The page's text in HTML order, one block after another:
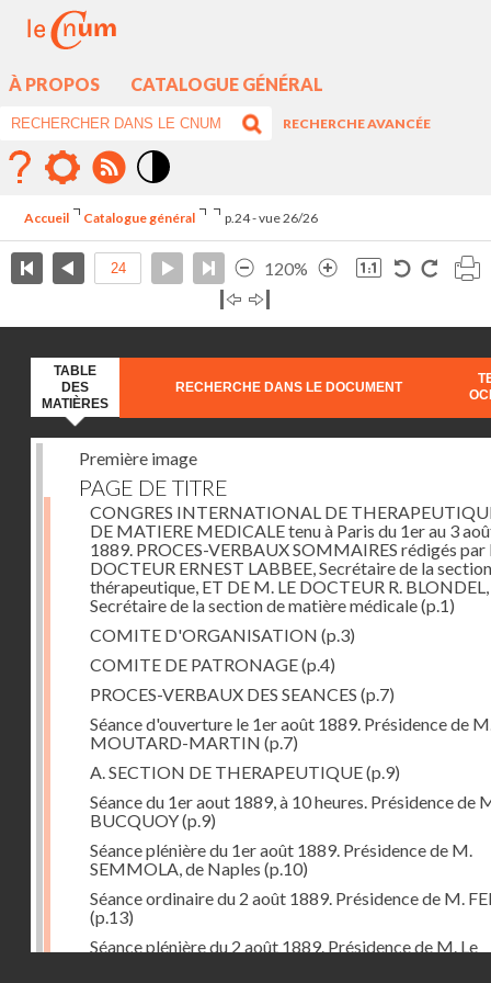
À PROPOS CATALOGUE GÉNÉRAL
RECHERCHE AVANCÉE
élévé
Accueil Catalogue général p.24 - vue 26/26
120%
TABLE
DES
MATIÈRES
RECHERCHE DANS LE DOCUMENT
Première image
PAGE DE TITRE
CONGRES INTERNATIONAL DE
DE MATIERE MEDICALE tenu à Paris du 1er au 3
1889. PROCES-VERBAUX SOMMAIRES rédigés par
DOCTEUR ERNEST LABBEE, Secrétaire de la
thérapeutique, ET DE M. LE DOCTEUR R. BLONDEL,
Secrétaire de la section de matière médicale(p.1)
COMITE D'ORGANISATION (p.3)
COMITE DE PATRONAGE(p.4)
PROCES-VERBAUX DES SEANCES (p.7)
Séance d'ouverture le 1er août 1889. Présidence de
MOUTARD-MARTIN (p.7)
A. SECTION DE THERAPEUTIQUE(p.9)
Séance du 1er aout 1889, à 10 heures. Présidence de
BUCQUOY(p.9)
Séance plénière du 1er août 1889. Présidence de M.
SEMMOLA, de Naples (p.10)
Séance ordinaire du 2 août 1889. Présidence de M.
(p.13)
Séance plénière du 2 août 1889. Présidence de M. Le